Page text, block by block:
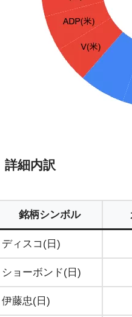
詳細内訳
銘柄シンボル
ディスコ(日)
ショーボンド(日)
伊藤忠(日)